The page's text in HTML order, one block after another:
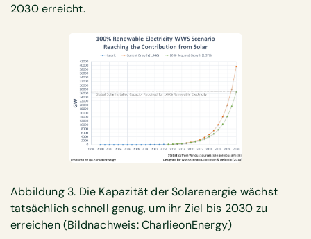
2030 erreicht.
Abbildung 3. Die Kapazität der Solarenergie wächst
tatsächlich schnell genug, um ihr Ziel bis 2030 zu
erreichen (Bildnachweis: CharlieonEnergy)